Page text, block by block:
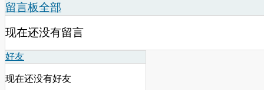
留言板全部
现在还没有留言
好友
现在还没有好友